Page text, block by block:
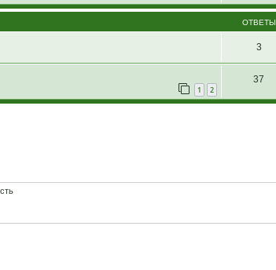
ОТВЕТЫ
3
1 2
37